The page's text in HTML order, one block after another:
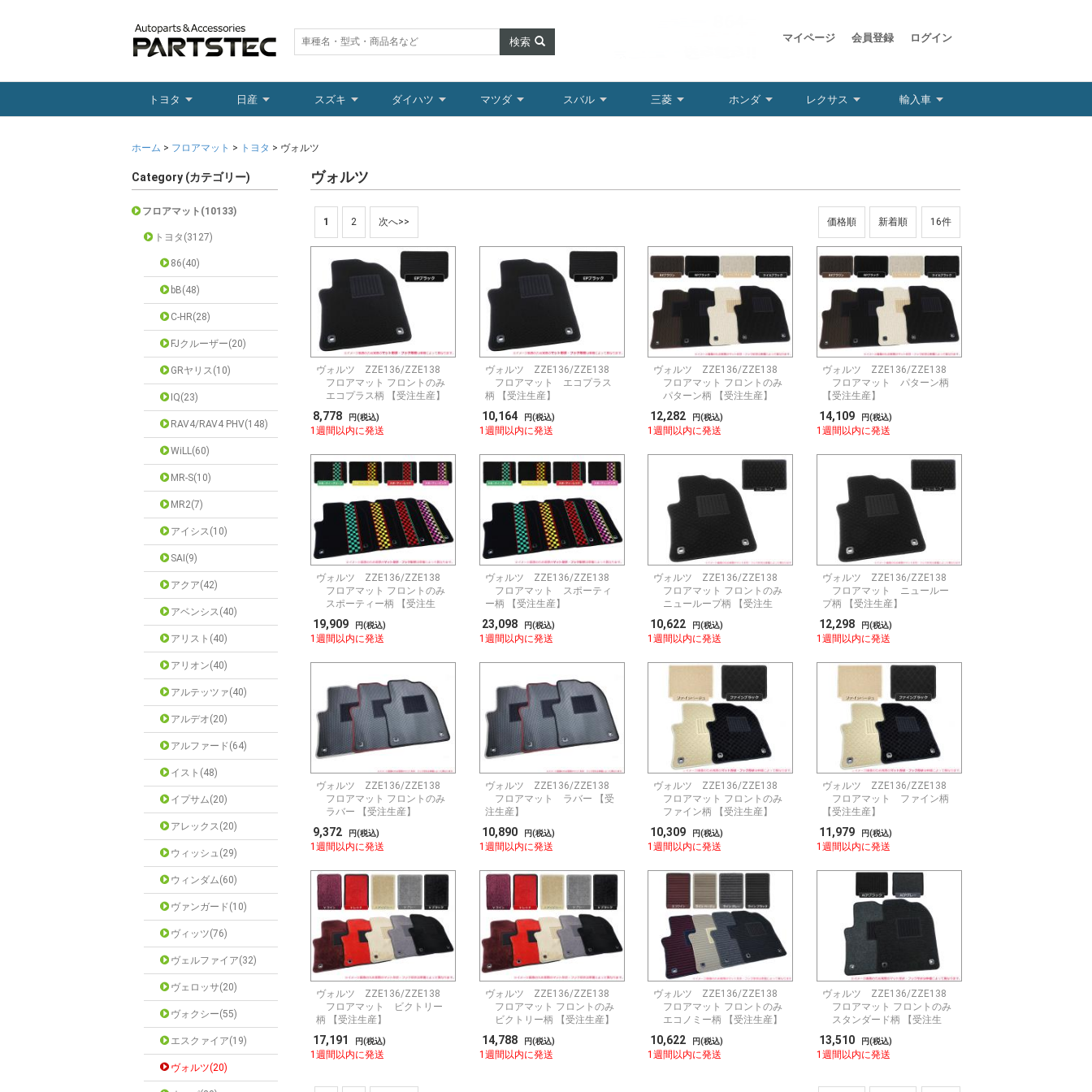
検索 マイページ 会員登録 ログイン
トヨタ 日産 スズキ ダイハツ マツダ スバル 三菱 ホンダ レクサス 輸入車
ホーム > フロアマット > トヨタ > ヴォルツ
Category (カテゴリー)
フロアマット(10133)
トヨタ(3127)
86(40)
bB(48)
C-HR(28)
FJクルーザー(20)
GRヤリス(10)
IQ(23)
RAV4/RAV4 PHV(148)
WiLL(60)
MR-S(10)
MR2(7)
アイシス(10)
SAI(9)
アクア(42)
アベンシス(40)
アリスト(40)
アリオン(40)
アルテッツァ(40)
アルデオ(20)
アルファード(64)
イスト(48)
イプサム(20)
アレックス(20)
ウィッシュ(29)
ウィンダム(60)
ヴァンガード(10)
ヴィッツ(76)
ヴェルファイア(32)
ヴェロッサ(20)
ヴォクシー(55)
エスクァイア(19)
ヴォルツ(20)
ヴォルツ
価格順 新着順
1 2 次へ>>
ヴォルツ ZZE136/ZZE138
フロアマット フロントのみ
エコプラス柄 【受注生産】
8,778 円(税込)
1週間以内に発送
ヴォルツ ZZE136/ZZE138
フロアマット エコプラス
柄 【受注生産】
10,164 円(税込)
1週間以内に発送
ヴォルツ ZZE136/ZZE138
フロアマット フロントのみ
パターン柄 【受注生産】
12,282 円(税込)
1週間以内に発送
ヴォルツ ZZE136/ZZE138
フロアマット パターン柄
【受注生産】
14,109 円(税込)
1週間以内に発送
ヴォルツ ZZE136/ZZE138
フロアマット フロントのみ
スポーティー柄 【受注生
産】
19,909 円(税込)
1週間以内に発送
ヴォルツ ZZE136/ZZE138
フロアマット スポーティ
ー柄 【受注生産】
23,098 円(税込)
1週間以内に発送
ヴォルツ ZZE136/ZZE138
フロアマット フロントのみ
ニューループ柄 【受注生
産】
10,622 円(税込)
1週間以内に発送
ヴォルツ ZZE136/ZZE138
フロアマット ニュールー
プ柄 【受注生産】
12,298 円(税込)
1週間以内に発送
ヴォルツ ZZE136/ZZE138
フロアマット フロントのみ
ラバー 【受注生産】
9,372 円(税込)
1週間以内に発送
ヴォルツ ZZE136/ZZE138
フロアマット ラバー 【受
注生産】
10,890 円(税込)
1週間以内に発送
ヴォルツ ZZE136/ZZE138
フロアマット フロントのみ
ファイン柄 【受注生産】
10,309 円(税込)
1週間以内に発送
ヴォルツ ZZE136/ZZE138
フロアマット ファイン柄
【受注生産】
11,979 円(税込)
1週間以内に発送
ヴォルツ ZZE136/ZZE138
フロアマット ビクトリー
柄 【受注生産】
17,191 円(税込)
1週間以内に発送
ヴォルツ ZZE136/ZZE138
フロアマット フロントのみ
ビクトリー柄 【受注生産】
14,788 円(税込)
1週間以内に発送
ヴォルツ ZZE136/ZZE138
フロアマット フロントのみ
エコノミー柄 【受注生産】
10,622 円(税込)
1週間以内に発送
ヴォルツ ZZE136/ZZE138
フロアマット フロントのみ
スタンダード柄 【受注生
産】
13,510 円(税込)
1週間以内に発送